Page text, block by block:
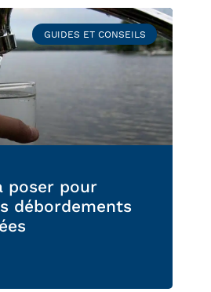
GUIDES ET CONSEILS
poser pour
débordements